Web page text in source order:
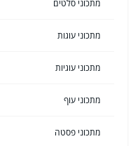
מתכוני סלטים
מתכוני עוגות
מתכוני עוגיות
מתכוני עוף
מתכוני פסטה